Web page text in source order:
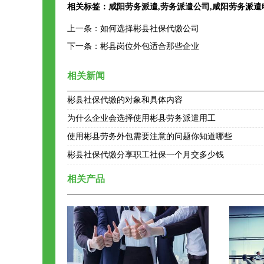
相关标签： 咸阳劳务派遣,劳务派遣公司 ,咸阳劳务派遣
上一条： 如何选择彬县社保代缴公司
下一条： 彬县岗位外包适合那些企业
相关新闻
彬县社保代缴的对象和具体内容
为什么企业会选择使用彬县劳务派遣用工
使用彬县劳务外包需要注意的问题你知道哪些
彬县社保代缴分享职工社保一个月交多少钱
相关产品